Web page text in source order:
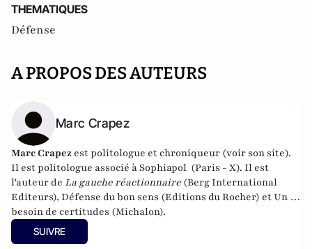
THEMATIQUES
Défense
A PROPOS DES AUTEURS
Marc Crapez
Marc Crapez est politologue et chroniqueur (voir son site).
Il est politologue associé à Sophiapol (Paris - X). Il est
l'auteur de La gauche réactionnaire (Berg International
Editeurs), Défense du bon sens (Editions du Rocher) et Un
besoin de certitudes (Michalon).
SUIVRE